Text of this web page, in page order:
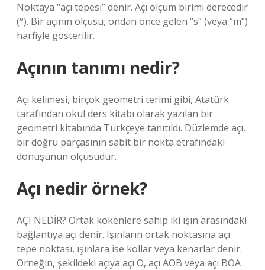
Noktaya “açı tepesi” denir. Açı ölçüm birimi derecedir
(°). Bir açının ölçüsü, ondan önce gelen “s” (veya “m”)
harfiyle gösterilir.
Açının tanımı nedir?
Açı kelimesi, birçok geometri terimi gibi, Atatürk
tarafından okul ders kitabı olarak yazılan bir
geometri kitabında Türkçeye tanıtıldı. Düzlemde açı,
bir doğru parçasının sabit bir nokta etrafındaki
dönüşünün ölçüsüdür.
Açı nedir örnek?
AÇI NEDİR? Ortak kökenlere sahip iki ışın arasındaki
bağlantıya açı denir. Işınların ortak noktasına açı
tepe noktası, ışınlara ise kollar veya kenarlar denir.
Örneğin, şekildeki açıya açı O, açı AOB veya açı BOA